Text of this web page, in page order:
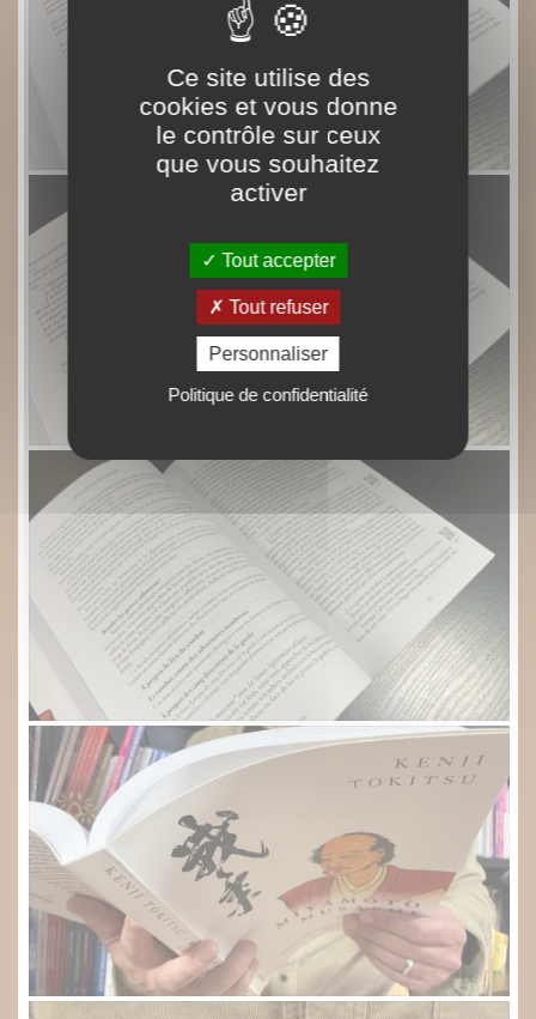
Ce site utilise des
cookies et vous donne
le contrôle sur ceux
que vous souhaitez
activer
Tout accepter
Tout refuser
Personnaliser
Politique de confidentialité